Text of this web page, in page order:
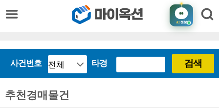
AI챗봇
사건번호 타경 검색
추천경매물건